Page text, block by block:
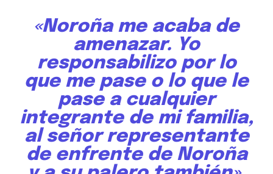
«Noroña me acaba de
amenazar. Yo
responsabilizo por lo
que me pase o lo que le
pase a cualquier
integrante de mi familia,
al señor representante
de enfrente de Noroña